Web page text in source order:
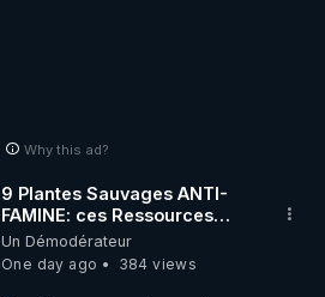
Why this ad?
9 Plantes Sauvages ANTI-
FAMINE: ces Ressources
JARDIN&des Haies
Un Démodérateur
One day ago
384 views